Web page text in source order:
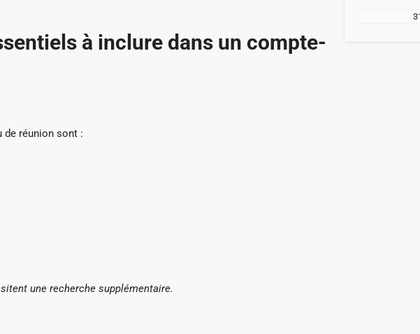
à inclure dans un compte-
de réunion sont :
une recherche supplémentaire.